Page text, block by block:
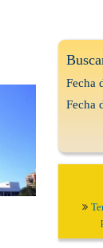
Fecha
Fecha